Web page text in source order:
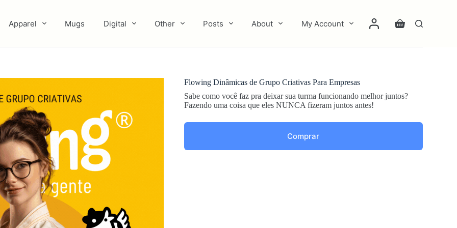
Apparel Mugs Digital Other Posts About My Account Carrinho
Flowing Dinâmicas de Grupo Criativas Para Empresas
Sabe como você faz pra deixar sua turma funcionando melhor juntos?
Fazendo uma coisa que eles NUNCA fizeram juntos antes!
Comprar